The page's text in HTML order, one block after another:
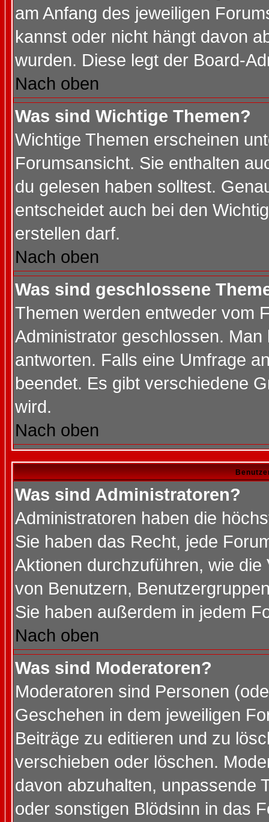
am Anfang des jeweiligen
kannst oder nicht hängt davon
wurden. Diese legt der Board-
Nach oben
Was sind Wichtige Themen?
Wichtige Themen erscheinen
Forumsansicht. Sie enthalten
du gelesen haben solltest.
entscheidet auch bei den
erstellen darf.
Nach oben
Was sind geschlossene
Themen werden entweder vom
Administrator geschlossen.
antworten. Falls eine Umfrage
beendet. Es gibt verschiedene
wird.
Nach oben
Was sind Administratoren?
Administratoren haben die
Sie haben das Recht, jede
Aktionen durchzuführen, wie
von Benutzern,
Sie haben außerdem in jedem
Nach oben
Was sind Moderatoren?
Moderatoren sind Personen
Geschehen in dem jeweiligen
Beiträge zu editieren und zu
verschieben oder löschen.
davon abzuhalten, unpassende
oder sonstigen Blödsinn in das